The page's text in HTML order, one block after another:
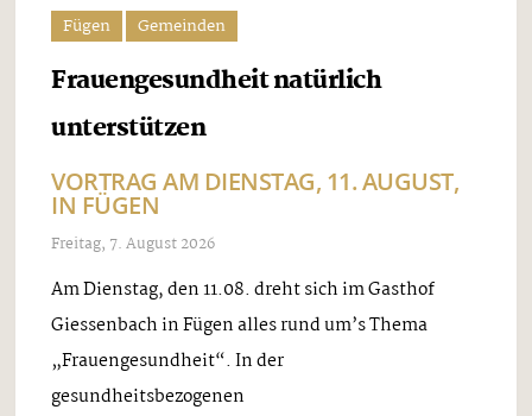
Fügen Gemeinden
Frauengesundheit natürlich
unterstützen
VORTRAG AM DIENSTAG, 11. AUGUST,
IN FÜGEN
Freitag, 7. August 2026
Am Dienstag, den 11.08. dreht sich im Gasthof
Giessenbach in Fügen alles rund um’s Thema
„Frauengesundheit“. In der
gesundheitsbezogenen